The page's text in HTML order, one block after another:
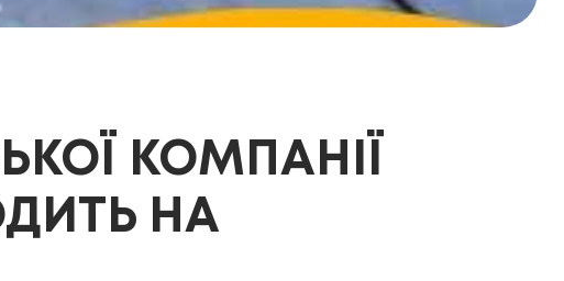
КОМПАНІЇ
НА